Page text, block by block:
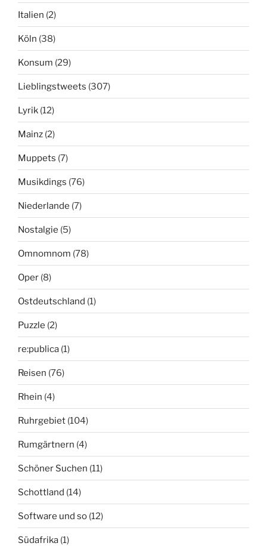
Italien (2)
Köln (38)
Konsum (29)
Lieblingstweets (307)
Lyrik (12)
Mainz (2)
Muppets (7)
Musikdings (76)
Niederlande (7)
Nostalgie (5)
Omnomnom (78)
Oper (8)
Ostdeutschland (1)
Puzzle (2)
re:publica (1)
Reisen (76)
Rhein (4)
Ruhrgebiet (104)
Rumgärtnern (4)
Schöner Suchen (11)
Schottland (14)
Software und so (12)
Südafrika (1)